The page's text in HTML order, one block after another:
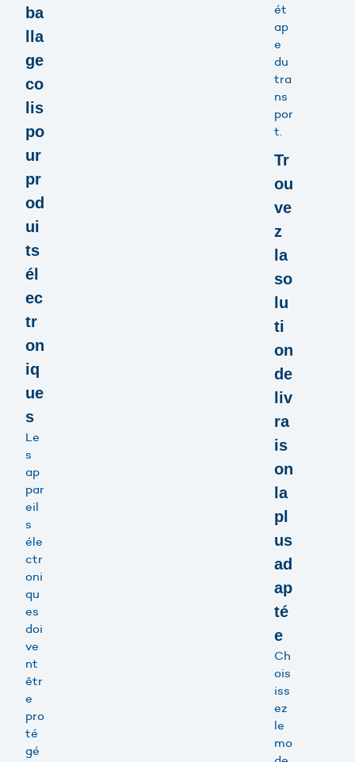
ba
lla
ge
co
lis
po
ur
pr
od
ui
ts
él
ec
tr
on
iq
ue
s
Le
s
ap
par
eil
s
éle
ctr
oni
qu
es
doi
ve
nt
êtr
e
pro
té
gé
ét
ap
e
du
tra
ns
por
t.
Tr
ou
ve
z
la
so
lu
ti
on
de
liv
ra
is
on
la
pl
us
ad
ap
té
e
Ch
ois
iss
ez
le
mo